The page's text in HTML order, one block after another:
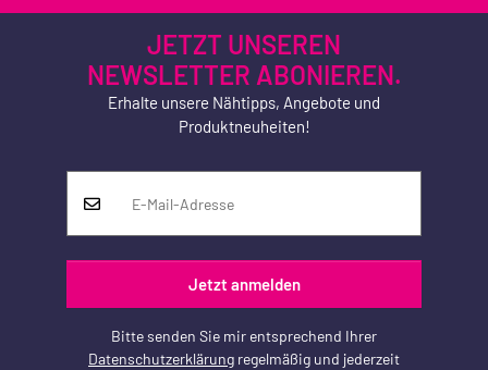
JETZT UNSEREN
NEWSLETTER ABONIEREN.
Erhalte unsere Nähtipps, Angebote und
Produktneuheiten!
Jetzt anmelden
Bitte senden Sie mir entsprechend Ihrer
Datenschutzerklärung regelmäßig und jederzeit